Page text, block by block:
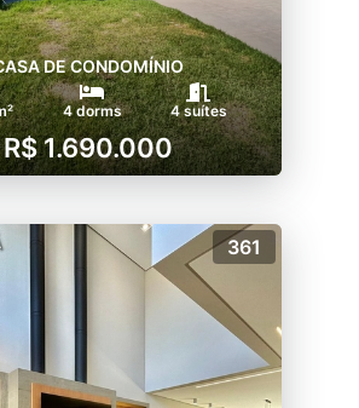
DE CONDOMÍNIO
4 dorms 4 suítes
R$ 1.690.000
361